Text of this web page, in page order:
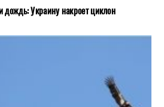
дождь: Украину накроет циклон